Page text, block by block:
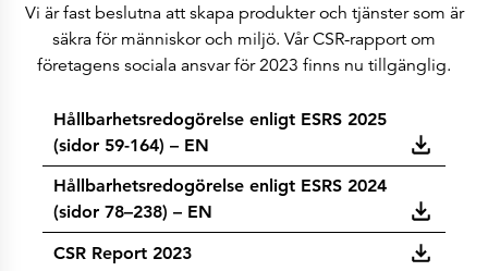
Vi är fast beslutna att skapa produkter och tjänster som är
säkra för människor och miljö. Vår CSR-rapport om
företagens sociala ansvar för 2023 finns nu tillgänglig.
Hållbarhetsredogörelse enligt ESRS 2025
(sidor 59-164) – EN
Hållbarhetsredogörelse enligt ESRS 2024
(sidor 78–238) – EN
CSR Report 2023